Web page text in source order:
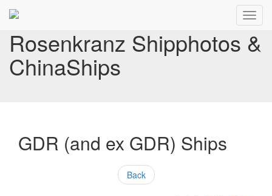
Rosenkranz Shipphotos &
ChinaShips
GDR (and ex GDR) Ships
Back